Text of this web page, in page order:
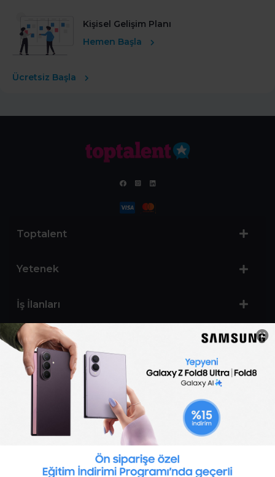
Kişisel Gelişim Planı
Hemen Başla
Ücretsiz Başla
Toptalent
Yetenek
İş İlanları
Sertifika Programları
Yetenek Testleri